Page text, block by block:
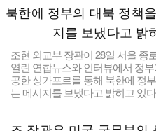
조현 외교부 장관이 28일 서울 종
열린 연합뉴스와 인터뷰에서 정
공한 싱가포르를 통해 북한에 정
는 메시지를 보냈다고 밝히고 있